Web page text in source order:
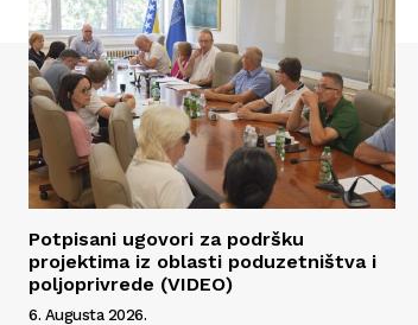
Potpisani ugovori za podršku
projektima iz oblasti poduzetništva i
poljoprivrede (VIDEO)
6. Augusta 2026.